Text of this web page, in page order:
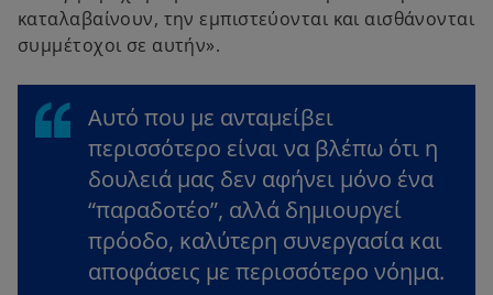
καταλαβαίνουν, την εμπιστεύονται και αισθάνονται
συμμέτοχοι σε αυτήν».
Αυτό που με ανταμείβει
περισσότερο είναι να βλέπω ότι η
δουλειά μας δεν αφήνει μόνο ένα
“παραδοτέο”, αλλά δημιουργεί
πρόοδο, καλύτερη συνεργασία και
αποφάσεις με περισσότερο νόημα.